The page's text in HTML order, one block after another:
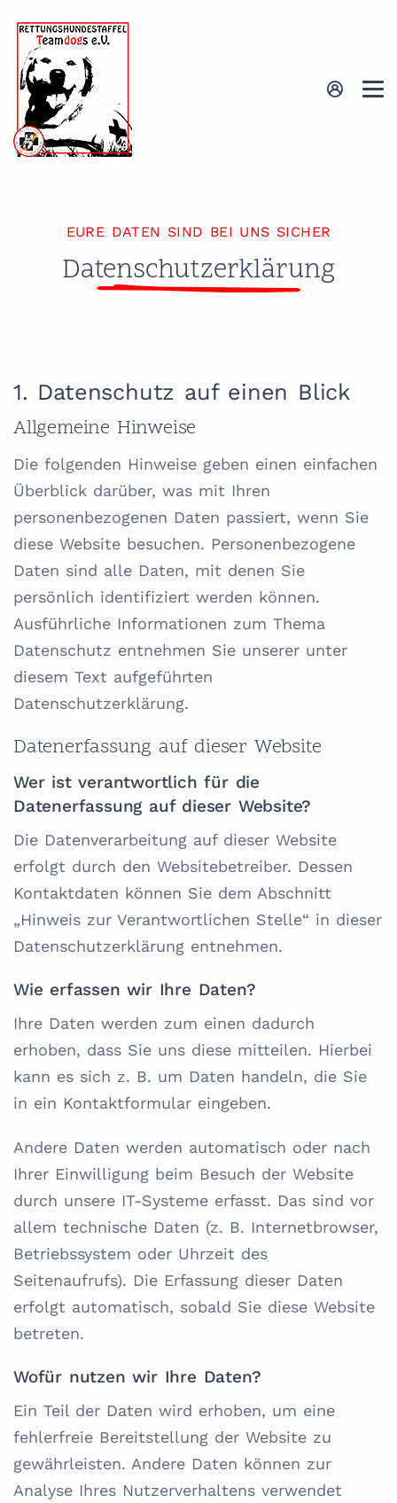
EURE DATEN SIND BEI UNS SICHER
Datenschutzerklärung
1. Datenschutz auf einen Blick
Allgemeine Hinweise
Die folgenden Hinweise geben einen einfachen
Überblick darüber, was mit Ihren
personenbezogenen Daten passiert, wenn Sie
diese Website besuchen. Personenbezogene
Daten sind alle Daten, mit denen Sie
persönlich identifiziert werden können.
Ausführliche Informationen zum Thema
Datenschutz entnehmen Sie unserer unter
diesem Text aufgeführten
Datenschutzerklärung.
Datenerfassung auf dieser Website
Wer ist verantwortlich für die
Datenerfassung auf dieser Website?
Die Datenverarbeitung auf dieser Website
erfolgt durch den Websitebetreiber. Dessen
Kontaktdaten können Sie dem Abschnitt
„Hinweis zur Verantwortlichen Stelle“ in dieser
Datenschutzerklärung entnehmen.
Wie erfassen wir Ihre Daten?
Ihre Daten werden zum einen dadurch
erhoben, dass Sie uns diese mitteilen. Hierbei
kann es sich z. B. um Daten handeln, die Sie
in ein Kontaktformular eingeben.
Andere Daten werden automatisch oder nach
Ihrer Einwilligung beim Besuch der Website
durch unsere IT-Systeme erfasst. Das sind vor
allem technische Daten (z. B. Internetbrowser,
Betriebssystem oder Uhrzeit des
Seitenaufrufs). Die Erfassung dieser Daten
erfolgt automatisch, sobald Sie diese Website
betreten.
Wofür nutzen wir Ihre Daten?
Ein Teil der Daten wird erhoben, um eine
fehlerfreie Bereitstellung der Website zu
gewährleisten. Andere Daten können zur
Analyse Ihres Nutzerverhaltens verwendet